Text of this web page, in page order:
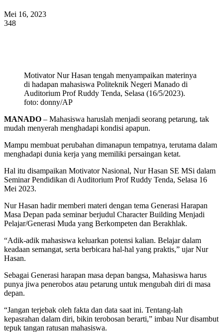
Mei 16, 2023
348
Motivator Nur Hasan tengah menyampaikan materinya
di hadapan mahasiswa Politeknik Negeri Manado di
Auditorium Prof Ruddy Tenda, Selasa (16/5/2023).
foto: donny/AP
MANADO – Mahasiswa haruslah menjadi seorang petarung, tak
mudah menyerah menghadapi kondisi apapun.
Mampu membuat perubahan dimanapun tempatnya, terutama dalam
menghadapi dunia kerja yang memiliki persaingan ketat.
Hal itu disampaikan Motivator Nasional, Nur Hasan SE MSi dalam
Seminar Pendidikan di Auditorium Prof Ruddy Tenda, Selasa 16
Mei 2023.
Nur Hasan hadir memberi materi dengan tema Generasi Harapan
Masa Depan pada seminar berjudul Character Building Menjadi
Pelajar/Generasi Muda yang Berkompeten dan Berakhlak.
“Adik-adik mahasiswa keluarkan potensi kalian. Belajar dalam
keadaan semangat, serta berbicara hal-hal yang praktis,” ujar Nur
Hasan.
Sebagai Generasi harapan masa depan bangsa, Mahasiswa harus
punya jiwa penerobos atau petarung untuk mengubah diri di masa
depan.
“Jangan terjebak oleh fakta dan data saat ini. Tentang-lah
kepasrahan dalam diri, bikin terobosan berarti,” imbau Nur disambut
tepuk tangan ratusan mahasiswa.